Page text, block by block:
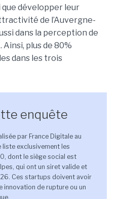
que développer leur
de l’Auvergne-
dans la perception de
plus de 80%
dans les trois
enquête
par France Digitale au
exclusivement les
dont le siège social est
qui ont un siret valide et
Ces startups doivent avoir
innovation de rupture ou un